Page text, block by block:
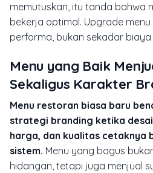
memutuskan, itu tanda bahwa
bekerja optimal. Upgrade
performa, bukan sekadar biaya
Menu yang Baik
Sekaligus Karakter
Menu restoran biasa baru
strategi branding ketika
harga, dan kualitas cetaknya
sistem. Menu yang bagus
hidangan, tetapi juga menjual